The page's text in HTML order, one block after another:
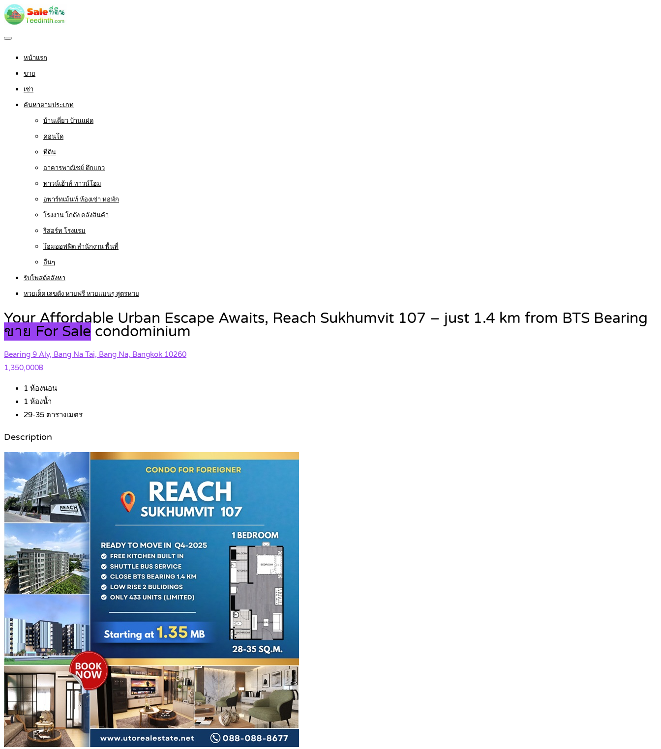
หน้าแรก
ขาย
เช่า
ค้นหาตามประเภท
บ้านเดี่ยว บ้านแฝด
คอนโด
ที่ดิน
อาคารพาณิชย์ ตึกแถว
ทาวน์เฮ้าส์ ทาวน์โฮม
อพาร์ทเม้นท์ ห้องเช่า หอพัก
โรงงาน โกดัง คลังสินค้า
รีสอร์ท โรงแรม
โฮมออฟฟิต สำนักงาน พื้นที่
อื่นๆ
รับโพสต์อสังหา
หวยเด็ด เลขดัง หวยฟรี หวยแม่นๆ สูตรหวย
Your Affordable Urban Escape Awaits, Reach Sukhumvit 107 – just 1.4 km from BTS Bearing
ขาย For Sale condominium
Bearing 9 Aly, Bang Na Tai, Bang Na, Bangkok 10260
1,350,000฿
1 ห้องนอน
1 ห้องน้ำ
29-35 ตารางเมตร
Description